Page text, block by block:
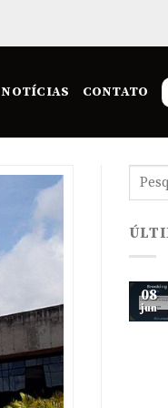
NOTÍCIAS CONTATO
08
jun